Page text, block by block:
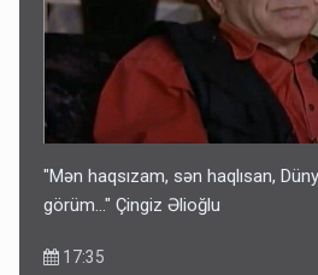
"Mən haqsızam, sən haqlısan,
görüm..." Çingiz Əlioğlu
17:35